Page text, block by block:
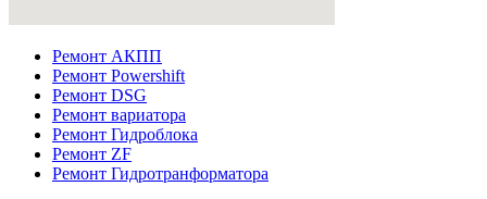
Ремонт АКПП
Ремонт Powershift
Ремонт DSG
Ремонт вариатора
Ремонт Гидроблока
Ремонт ZF
Ремонт Гидротранформатора